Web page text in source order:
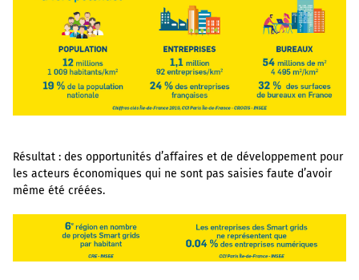
Résultat : des opportunités d’affaires et de développement pour
les acteurs économiques qui ne sont pas saisies faute d’avoir
même été créées.